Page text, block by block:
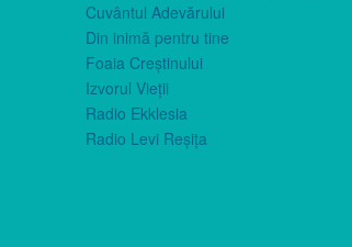
Cuvântul Adevărului
Din inimă pentru tine
Foaia Creştinului
Izvorul Vieţii
Radio Ekklesia
Radio Levi Reşiţa